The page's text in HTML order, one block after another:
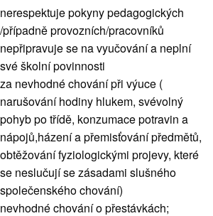
nerespektuje pokyny pedagogických
/případně provozních/pracovníků
nepřipravuje se na vyučování a neplní
své školní povinnosti
za nevhodné chování při výuce (
narušování hodiny hlukem, svévolný
pohyb po třídě, konzumace potravin a
nápojů,házení a přemisťování předmětů,
obtěžování fyziologickými projevy, které
se neslučují se zásadami slušného
společenského chování)
nevhodné chování o přestávkách;